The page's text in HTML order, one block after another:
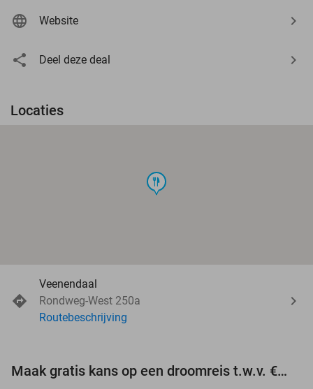
Website
Deel deze deal
Locaties
food
Veenendaal
Rondweg-West 250a
Routebeschrijving
Maak gratis kans op een droomreis t.w.v. €3.000!